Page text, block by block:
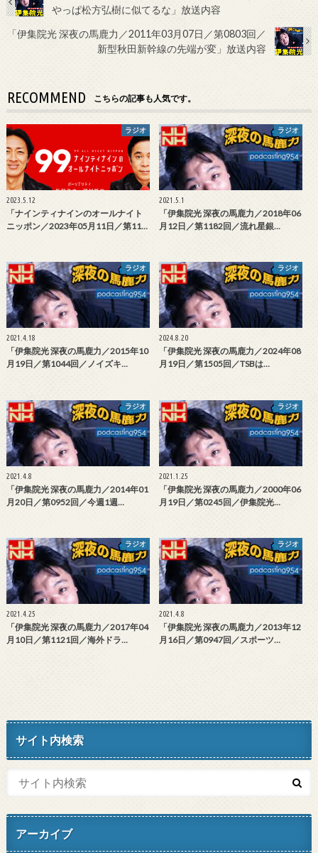
やっぱ松方弘樹に似てるな」放送内容
「伊集院光 深夜の馬鹿力／2011年03月07日／第0803回／
新型秋田新幹線の先端が変」放送内容
RECOMMEND こちらの記事も人気です。
ラジオ
2023.5.12
「ナインティナインのオールナイト
ニッポン／2023年05月11日／第11…
ラジオ
2021.5.1
「伊集院光 深夜の馬鹿力／2018年06
月12日／第1182回／流れ星銀…
ラジオ
2021.4.18
「伊集院光 深夜の馬鹿力／2015年10
月19日／第1044回／ノイズキ…
ラジオ
2024.8.20
「伊集院光 深夜の馬鹿力／2024年08
月19日／第1505回／TSBは…
ラジオ
2021.4.8
「伊集院光 深夜の馬鹿力／2014年01
月20日／第0952回／今週1週…
ラジオ
2021.1.25
「伊集院光 深夜の馬鹿力／2000年06
月19日／第0245回／伊集院光…
ラジオ
2021.4.25
「伊集院光 深夜の馬鹿力／2017年04
月10日／第1121回／海外ドラ…
ラジオ
2021.4.8
「伊集院光 深夜の馬鹿力／2013年12
月16日／第0947回／スポーツ…
サイト内検索
アーカイブ